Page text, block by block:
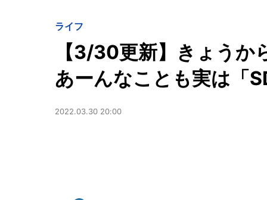
ライフ
【3/30更新】きょう
あーんなことも実は「
2022.03.30 20:00